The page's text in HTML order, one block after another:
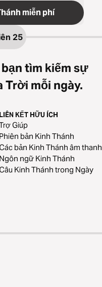
miễn phí
25
tìm kiếm sự
mỗi ngày.
LIÊN KẾT HỮU ÍCH
Giúp
Phiên bản Kinh Thánh
bản Kinh Thánh âm thanh
Ngôn ngữ Kinh Thánh
Kinh Thánh trong Ngày